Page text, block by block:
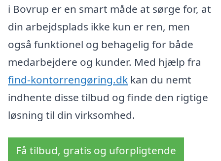
i Bovrup er en smart måde at sørge for, at
din arbejdsplads ikke kun er ren, men
også funktionel og behagelig for både
medarbejdere og kunder. Med hjælp fra
find-kontorrengøring.dk kan du nemt
indhente disse tilbud og finde den rigtige
løsning til din virksomhed.
Få tilbud, gratis og uforpligtende